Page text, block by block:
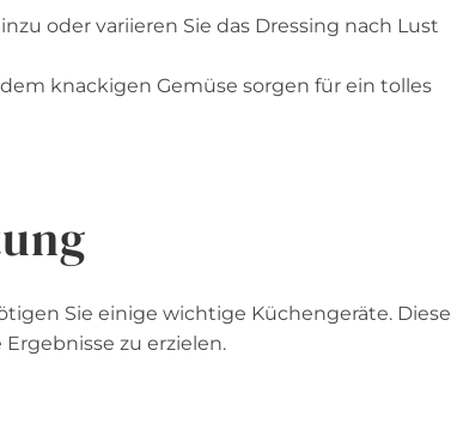
oder variieren Sie das Dressing nach Lust
knackigen Gemüse sorgen für ein tolles
Sie einige wichtige Küchengeräte. Diese
zu erzielen.